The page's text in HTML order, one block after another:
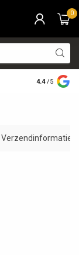
0
Bezorging
4.4 /5
Verzendinformatie